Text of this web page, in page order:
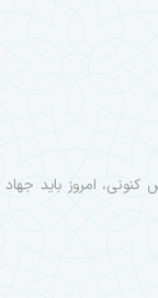
امروز باید جهاد